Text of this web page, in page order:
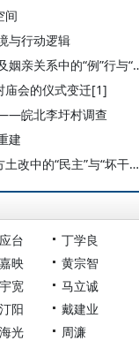
间
与行动逻辑
吴重庆：桃之夭夭，其叶
庙会的仪式变迁[1]
皖北李圩村调查
建
李放春：“地主窝”里的清算风波——兼谈北方土改中的“民主”与“坏干部”问题*
台
丁学良
映
黄宗智
宽
马立诚
阳
戴建业
光
周濂